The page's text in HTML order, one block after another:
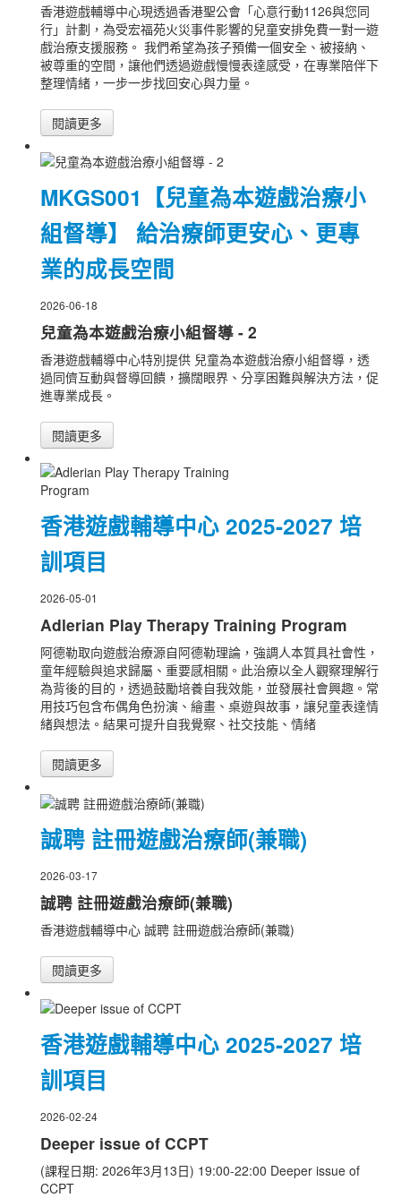
香港遊戲輔導中心現透過香港聖公會「心意行動1126與您同
行」計劃，為受宏福苑火災事件影響的兒童安排免費一對一遊
戲治療支援服務。 我們希望為孩子預備一個安全、被接納、
被尊重的空間，讓他們透過遊戲慢慢表達感受，在專業陪伴下
整理情緒，一步一步找回安心與力量。
閱讀更多
MKGS001【兒童為本遊戲治療小
組督導】 給治療師更安心、更專
業的成長空間
2026-06-18
兒童為本遊戲治療小組督導 - 2
香港遊戲輔導中心特別提供 兒童為本遊戲治療小組督導，透
過同儕互動與督導回饋，擴闊眼界、分享困難與解決方法，促
進專業成長。
閱讀更多
香港遊戲輔導中心 2025-2027 培
訓項目
2026-05-01
Adlerian Play Therapy Training Program
阿德勒取向遊戲治療源自阿德勒理論，強調人本質具社會性，
童年經驗與追求歸屬、重要感相關。此治療以全人觀察理解行
為背後的目的，透過鼓勵培養自我效能，並發展社會興趣。常
用技巧包含布偶角色扮演、繪畫、桌遊與故事，讓兒童表達情
緒與想法。結果可提升自我覺察、社交技能、情緒
閱讀更多
誠聘 註冊遊戲治療師(兼職)
2026-03-17
誠聘 註冊遊戲治療師(兼職)
香港遊戲輔導中心 誠聘 註冊遊戲治療師(兼職)
閱讀更多
香港遊戲輔導中心 2025-2027 培
訓項目
2026-02-24
Deeper issue of CCPT
(課程日期: 2026年3月13日) 19:00-22:00 Deeper issue of
CCPT